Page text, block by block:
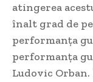
atingerea
înalt grad de
performanța
performanța
Ludovic